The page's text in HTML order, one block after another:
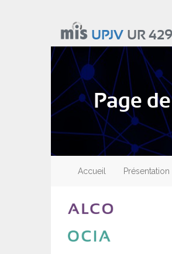
UPJVUR
Page
Main
navigation
Accueil Présentation